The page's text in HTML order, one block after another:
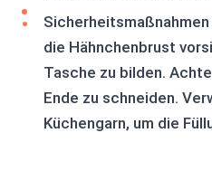
die Hähnchenbrust
Tasche zu bilden.
Ende zu schneiden.
Küchengarn, um die